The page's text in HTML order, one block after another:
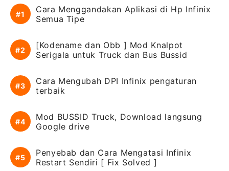
Cara Menggandakan Aplikasi di Hp Infinix
Semua Tipe
[Kodename dan Obb ] Mod Knalpot
Serigala untuk Truck dan Bus Bussid
Cara Mengubah DPI Infinix pengaturan
terbaik
Mod BUSSID Truck, Download langsung
Google drive
Penyebab dan Cara Mengatasi Infinix
Restart Sendiri [ Fix Solved ]